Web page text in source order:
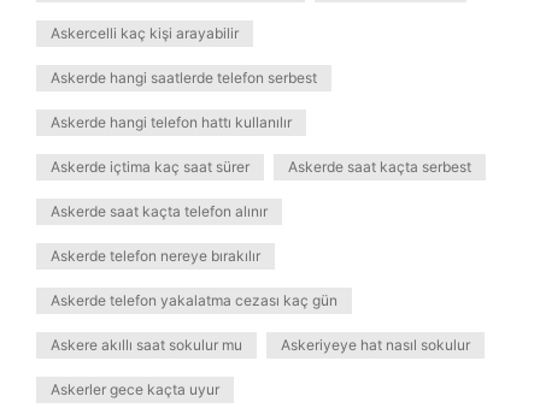
Askercelli kaç kişi arayabilir
Askerde hangi saatlerde telefon serbest
Askerde hangi telefon hattı kullanılır
Askerde içtima kaç saat sürer Askerde saat kaçta serbest
Askerde saat kaçta telefon alınır
Askerde telefon nereye bırakılır
Askerde telefon yakalatma cezası kaç gün
Askere akıllı saat sokulur mu Askeriyeye hat nasıl sokulur
Askerler gece kaçta uyur